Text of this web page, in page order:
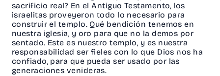
sacrificio real? En el Antiguo Testamento, los
israelitas proveyeron todo lo necesario para
construir el templo. Qué bendición tenemos en
nuestra iglesia, y oro para que no la demos por
sentado. Este es nuestro templo, y es nuestra
responsabilidad ser fieles con lo que Dios nos ha
confiado, para que pueda ser usado por las
generaciones venideras.